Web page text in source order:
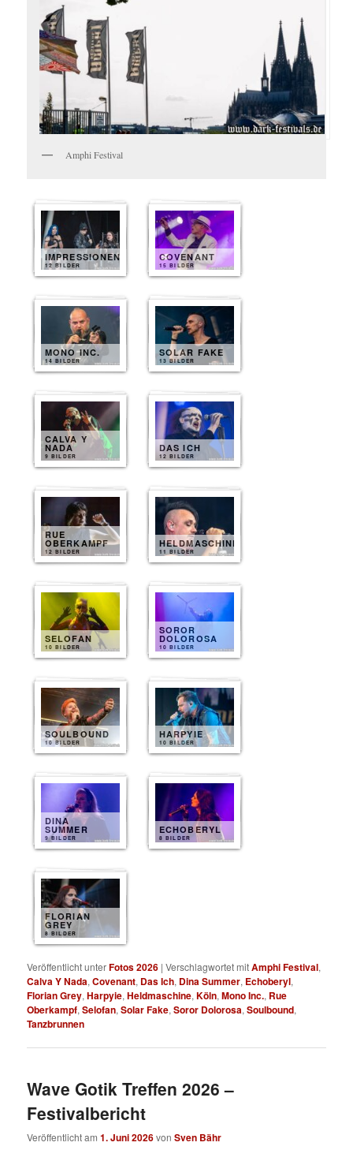
Amphi Festival
IMPRESSIONEN
12 BILDER
COVENANT
15 BILDER
MONO INC.
14 BILDER
SOLAR FAKE
13 BILDER
CALVA Y
NADA
9 BILDER
DAS ICH
12 BILDER
RUE
OBERKAMPF
12 BILDER
HELDMASCHINE
11 BILDER
SELOFAN
10 BILDER
SOROR
DOLOROSA
10 BILDER
SOULBOUND
10 BILDER
HARPYIE
10 BILDER
DINA
SUMMER
9 BILDER
ECHOBERYL
8 BILDER
FLORIAN
GREY
8 BILDER
Veröffentlicht unterFotos 2026 |Verschlagwortet mitAmphi Festival,
Calva Y Nada,Covenant, Das Ich, Dina Summer, Echoberyl,
Florian Grey,Harpyie,Heldmaschine,Köln,Mono Inc., Rue
Oberkampf,Selofan,Solar Fake,Soror Dolorosa,Soulbound,
Tanzbrunnen
Wave Gotik Treffen 2026 –
Festivalbericht
Veröffentlicht am1. Juni 2026vonSven Bähr